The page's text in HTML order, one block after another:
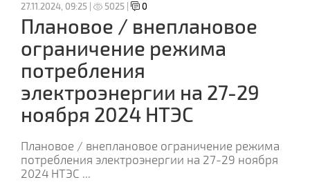
27.11.2024, 09:25 | 5025 | 0
Плановое / внеплановое
ограничение режима
потребления
электроэнергии на 27-29
ноября 2024 НТЭС
Плановое / внеплановое ограничение режима
потребления электроэнергии на 27-29 ноября
2024 НТЭС ...